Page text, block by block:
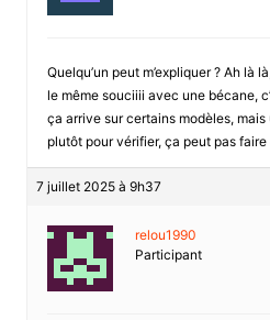
Quelqu’un peut m’expliquer ? Ah là
le même souciiii avec une bécane,
ça arrive sur certains modèles,
plutôt pour vérifier, ça peut pas faire
7 juillet 2025 à 9h37
relou1990
Participant